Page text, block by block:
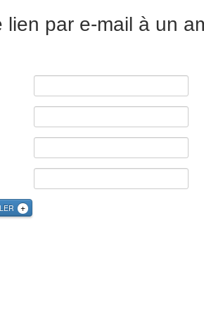
lien par e-mail à un